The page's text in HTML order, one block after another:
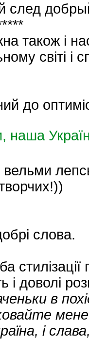
след
також і
світі і
до
наша
слова.
і доволі
в
мене
і